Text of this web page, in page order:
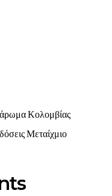
Κολομβίας
Μεταίχμιο